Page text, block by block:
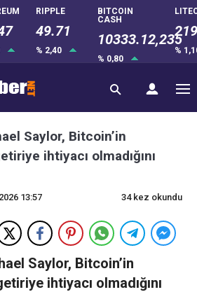
RIPPLE
49.71
% 2,40
BITCOIN
CASH
10333.12,235
% 0,80
%
Saylor, Bitcoin’in
ihtiyacı olmadığını
13:57 34 kez okundu
Saylor, Bitcoin’in
ihtiyacı olmadığını